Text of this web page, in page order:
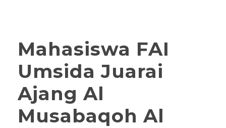
Mahasiswa FAI
Umsida Juarai
Ajang Al
Musabaqoh Al